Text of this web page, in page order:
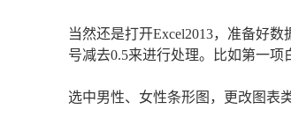
当然还是打开Excel2013，准备好
号减去0.5来进行处理。比如第一项
选中男性、女性条形图，更改图表